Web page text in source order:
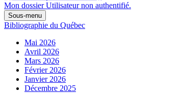
Mon dossier Utilisateur non authentifié.
Sous-menu
Bibliographie du Québec
Mai 2026
Avril 2026
Mars 2026
Février 2026
Janvier 2026
Décembre 2025